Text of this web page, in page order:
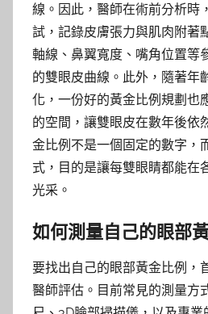
線。因此，醫師在術前分析時
試，記錄皮膚張力與肌肉附著
軸線、鼻翼寬度、嘴角位置等
的雙眼皮曲線。此外，隨著年
化，一份好的黃金比例規劃也
的空間，讓雙眼皮在數年後依
金比例不是一個固定的數字，
式，目的是讓每雙眼睛都能在
光采。
如何測量自己的眼部
要找出自己的眼部黃金比例，
醫師評估。目前常見的測量方